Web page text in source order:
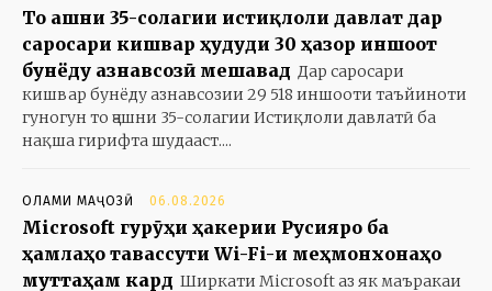
То ҷашни 35-солагии истиқлоли давлат дар
саросари кишвар ҳудуди 30 ҳазор иншоот
бунёду азнавсозӣ мешавад Дар саросари
кишвар бунёду азнавсозии 29 518 иншооти таъйиноти
гуногун то ҷашни 35-солагии Истиқлоли давлатӣ ба
нақша гирифта шудааст....
ОЛАМИ МАҶОЗӢ 06.08.2026
Microsoft гурӯҳи ҳакерии Русияро ба
ҳамлаҳо тавассути Wi-Fi-и меҳмонхонаҳо
муттаҳам кард Ширкати Microsoft аз як маъракаи